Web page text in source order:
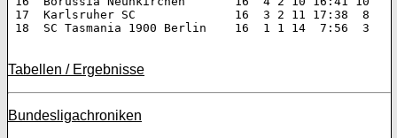
17  Karlsruher SC 		16  3 2 11 17:38  8
18  SC Tasmania 1900 Berlin 	16  1 1 14  7:56  3
Tabellen / Ergebnisse
Bundesligachroniken